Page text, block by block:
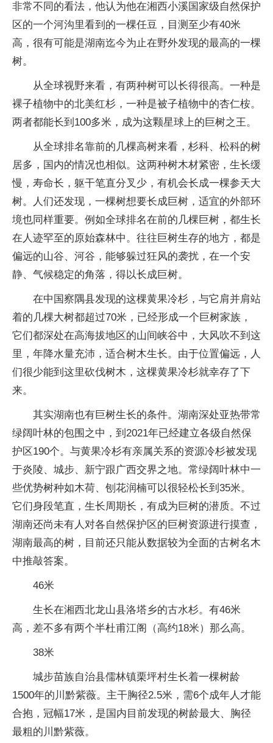
非常不同的看法，他认为他在湘西小溪国家级自然保护
区的一个河沟里看到的一棵任豆，目测至少有40米
高，很有可能是湖南迄今为止在野外发现的最高的一棵
树。
从全球视野来看，有两种树可以长得很高。一种是
裸子植物中的北美红杉，一种是被子植物中的杏仁桉。
两者都能长到100多米，成为这颗星球上的巨树之王。
从全球排名靠前的几棵高树来看，杉科、松科的树
居多，国内的情况也相似。这两种树木材紧密，生长缓
慢，寿命长，躯干笔直分叉少，有机会长成一棵参天大
树。人们还发现，一棵树想要长成巨树，适宜的外部环
境也同样重要。例如全球排名在前的几棵巨树，都生长
在人迹罕至的原始森林中。往往巨树生存的地方，都是
偏远的山谷、河谷，能够躲过狂风的袭扰，在一个安
静、气候稳定的角落，得以长成巨树。
在中国察隅县发现的这棵黄果冷杉，与它肩并肩站
着的几棵大树都超过70米，已经形成一个巨树家族，
它们都深处在高海拔地区的山间峡谷中，大风吹不到这
里，年降水量充沛，适合树木生长。由于位置偏远，人
们很少能到这里砍伐树木，这棵黄果冷杉就幸存了下
来。
其实湖南也有巨树生长的条件。湖南深处亚热带常
绿阔叶林的包围之中，到2021年已经建立各级自然保
护区190个。与黄果冷杉有亲属关系的资源冷杉被发现
于炎陵、城步、新宁跟广西交界之地。常绿阔叶林中一
些优势树种如木荷、刨花润楠可以很轻松长到35米。
它们身段笔直，生长周期长，有成为巨树的潜质。不过
湖南还尚未有人对各自然保护区的巨树资源进行摸查，
湖南最高的树，目前还只能从数据较为全面的古树名木
中推敲答案。
46米
生长在湘西北龙山县洛塔乡的古水杉。有46米
高，差不多有两个半杜甫江阁（高约18米）那么高。
38米
城步苗族自治县儒林镇栗坪村生长着一棵树龄
1500年的川黔紫薇。主干胸径2.5米，需6个成年人才能
合抱，冠幅17米，是国内目前发现的树龄最大、胸径
最粗的川黔紫薇。